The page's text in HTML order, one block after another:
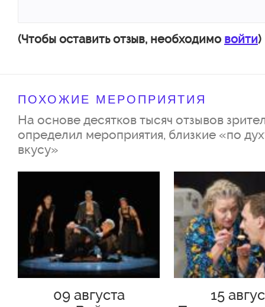
(Чтобы оставить отзыв, необходимо войти)
ПОХОЖИЕ МЕРОПРИЯТИЯ
На основе десятков тысяч отзывов
определил мероприятия, близкие «по
вкусу»
09 августа
15